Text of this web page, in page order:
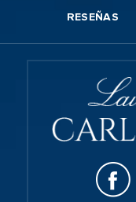
RESEÑAS